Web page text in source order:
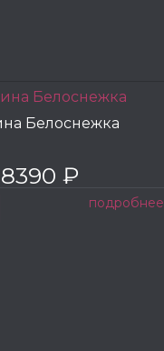
Белоснежка
₽
подробнее